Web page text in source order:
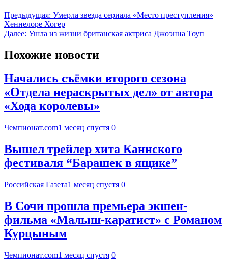
Предыдущая: Умерла звезда сериала «Место преступления»
Хеннелоре Хогер
Далее: Ушла из жизни британская актриса Джоэнна Тоуп
Похожие новости
Начались съёмки второго сезона
«Отдела нераскрытых дел» от автора
«Хода королевы»
Чемпионат.com1 месяц спустя 0
Вышел трейлер хита Каннского
фестиваля “Барашек в ящике”
Российская Газета1 месяц спустя 0
В Сочи прошла премьера экшен-
фильма «Малыш-каратист» с Романом
Курцыным
Чемпионат.com1 месяц спустя 0